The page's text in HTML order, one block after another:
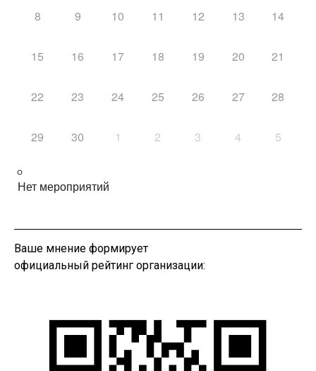
8 9 10 11 12 13 14
15 16 17 18 19 20 21
22 23 24 25 26 27 28
29 30 1 2 3 4 5
Нет мероприятий
Ваше мнение формирует
официальный рейтинг организации: